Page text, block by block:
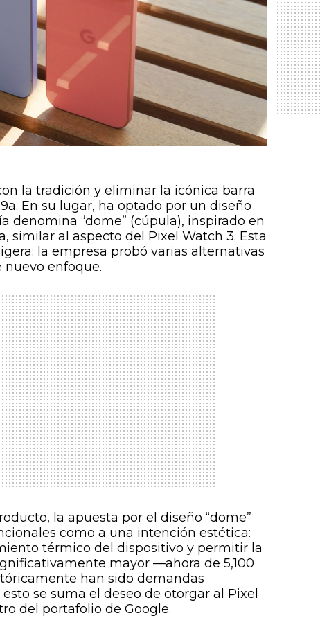
la tradición y eliminar la icónica barra
En su lugar, ha optado por un diseño
denomina “dome” (cúpula), inspirado en
similar al aspecto del Pixel Watch 3. Esta
la empresa probó varias alternativas
nuevo enfoque.
la apuesta por el diseño “dome”
como a una intención estética:
térmico del dispositivo y permitir la
mayor —ahora de 5,100
han sido demandas
se suma el deseo de otorgar al Pixel
del portafolio de Google.